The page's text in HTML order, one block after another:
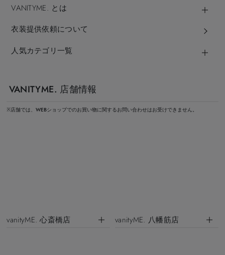
VANITYME. とは
衣装提供依頼について
人気カテゴリ一覧
VANITYME. 店舗情報
※店舗では、WEBショップでのお買い物に関するお問い合わせはお受けできません。
vanityME. 心斎橋店 vanityME. 八幡筋店